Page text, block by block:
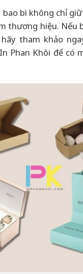
bì không chỉ
thương hiệu. Nếu
tham khảo
Phan Khôi để có